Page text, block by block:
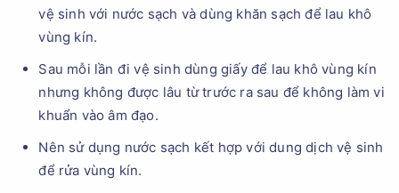
vệ sinh với nước sạch và dùng khăn sạch để lau khô
vùng kín.
Sau mỗi lần đi vệ sinh dùng giấy để lau khô vùng kín
nhưng không được lâu từ trước ra sau để không làm vi
khuẩn vào âm đạo.
Nên sử dụng nước sạch kết hợp với dung dịch vệ sinh
để rửa vùng kín.